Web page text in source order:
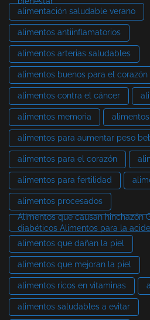
alimentación saludable verano
alimentos antiinflamatorios
alimentos arterias saludables
alimentos buenos para el corazón
alimentos contra el cáncer
alimentos memoria
alimentos para aumentar peso
alimentos para el corazón
alimentos para fertilidad
alimentos procesados
Alimentos que causan hinchazón
diabéticos Alimentos para la
alimentos que dañan la piel
alimentos que mejoran la piel
alimentos ricos en vitaminas
alimentos saludables a evitar